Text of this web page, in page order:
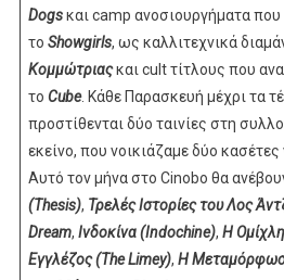
Dogsκαι camp ανοσιουργήματα
το Showgirls, ως καλλιτεχνικά
Κομμώτριαςκαι cult τίτλους που
το Cube. Κάθε Παρασκευή μέχρι τα
προστίθενται δύο ταινίες στη
εκείνο, που νοικιάζαμε δύο
Αυτό τον μήνα στο Cinobo θα
(Thesis), Τρελές Ιστορίες του Λος
Dream, Ινδοκίνα (Indochine), Η
Εγγλέζος (The Limey), Η